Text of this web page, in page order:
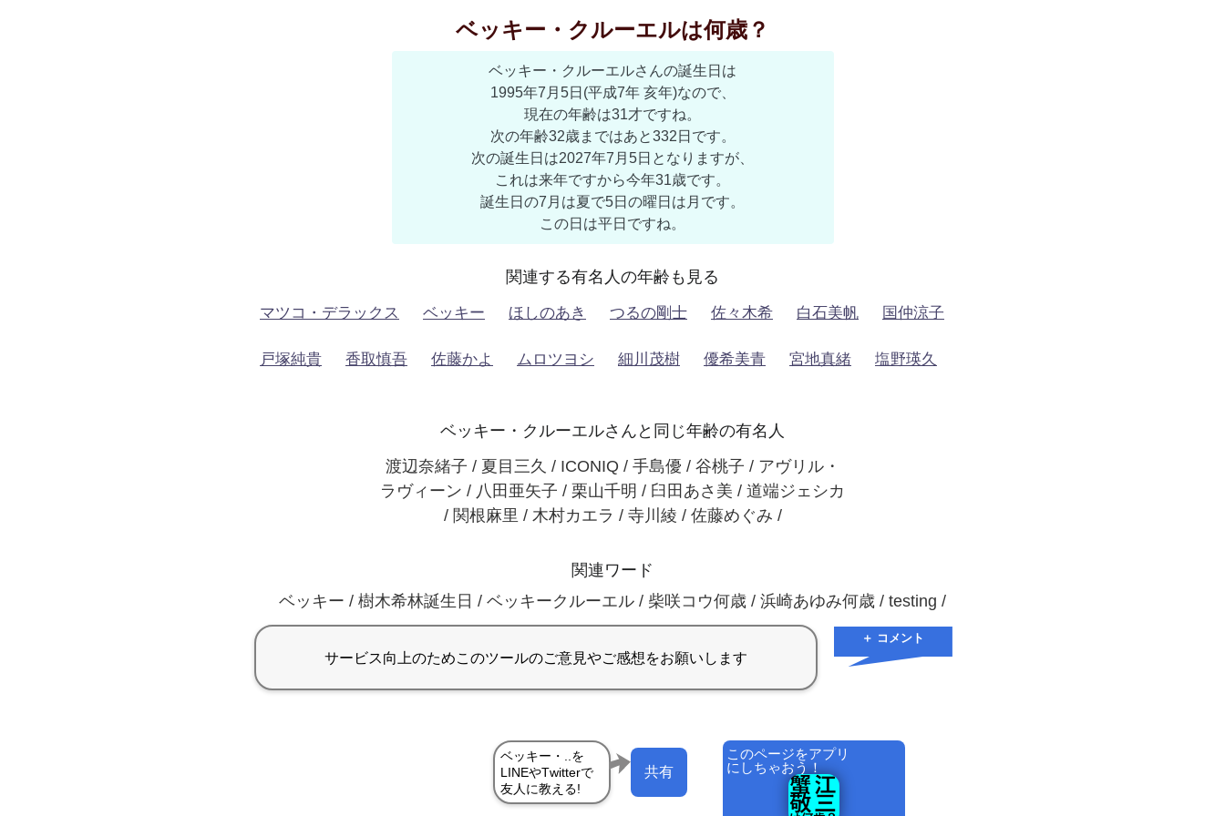
ベッキー・クルーエルは何歳？
ベッキー・クルーエルさんの誕生日は
1995年7月5日(平成7年 亥年)なので、
現在の年齢は31才ですね。
次の年齢32歳まではあと332日です。
次の誕生日は2027年7月5日となりますが、
これは来年ですから今年31歳です。
誕生日の7月は夏で5日の曜日は月です。
この日は平日ですね。
関連する有名人の年齢も見る
マツコ・デラックス ベッキー ほしのあき つるの剛士 佐々木希 白石美帆 国仲涼子
戸塚純貴 香取慎吾 佐藤かよ ムロツヨシ 細川茂樹 優希美青 宮地真緒 塩野瑛久
ベッキー・クルーエルさんと同じ年齢の有名人
渡辺奈緒子 / 夏目三久 / ICONIQ / 手島優 / 谷桃子 / アヴリル・
ラヴィーン / 八田亜矢子 / 栗山千明 / 臼田あさ美 / 道端ジェシカ
/ 関根麻里 / 木村カエラ / 寺川綾 / 佐藤めぐみ /
関連ワード
ベッキー / 樹木希林誕生日 / ベッキークルーエル / 柴咲コウ何歳 / 浜崎あゆみ何歳 / testing /
＋ コメント
このページをアプリ
にしちゃおう！
共有